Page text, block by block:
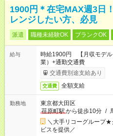
1900円＊在宅MAX週3日
レンジしたい方、必見
派遣 職種未経験OK ブランクOK
給与
時給1900円 【月収モデ
業）+通勤交通費
交通費別途支給あり
交通費 全額支給
勤務地
東京都大田区
荏原町駅から徒歩10分 /
＼大手リコーグループ★
ビスを提供／